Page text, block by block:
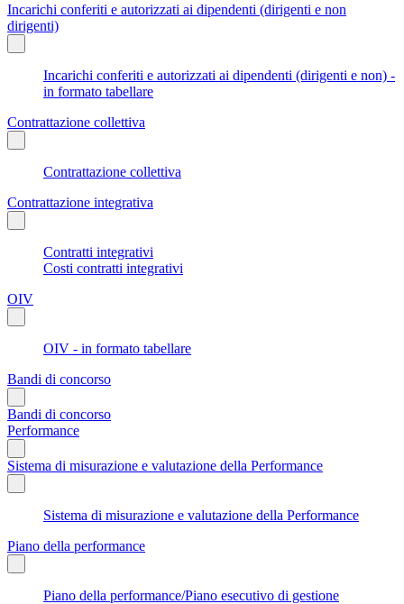
Incarichi conferiti e autorizzati ai dipendenti (dirigenti e non
dirigenti)
Incarichi conferiti e autorizzati ai dipendenti (dirigenti e non) -
in formato tabellare
Contrattazione collettiva
Contrattazione collettiva
Contrattazione integrativa
Contratti integrativi
Costi contratti integrativi
OIV
OIV - in formato tabellare
Bandi di concorso
Bandi di concorso
Performance
Sistema di misurazione e valutazione della Performance
Sistema di misurazione e valutazione della Performance
Piano della performance
Piano della performance/Piano esecutivo di gestione